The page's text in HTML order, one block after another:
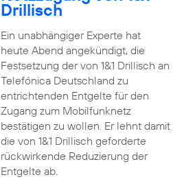
Drillisch
Ein unabhängiger Experte hat
heute Abend angekündigt, die
Festsetzung der von 1&1 Drillisch an
Telefónica Deutschland zu
entrichtenden Entgelte für den
Zugang zum Mobilfunknetz
bestätigen zu wollen. Er lehnt damit
die von 1&1 Drillisch geforderte
rückwirkende Reduzierung der
Entgelte ab.